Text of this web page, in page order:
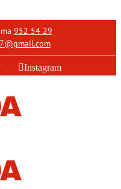
952 54 29
Instagram